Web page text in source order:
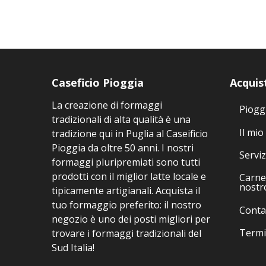
Caseficio Pioggia
La creazione di formaggi
tradizionali di alta qualità è una
tradizione qui in Puglia al Caseificio
Pioggia da oltre 50 anni. I nostri
formaggi pluripremiati sono tutti
prodotti con il miglior latte locale e
tipicamente artigianali. Acquista il
tuo formaggio preferito: il nostro
negozio è uno dei posti migliori per
trovare i formaggi tradizionali del
Sud Italia!
Il